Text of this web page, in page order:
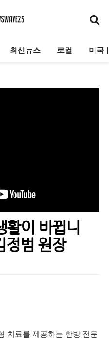
최신뉴스 로컬 미국
활이 바뀝니
정범 원장
치료를 제공하는 한방 전문